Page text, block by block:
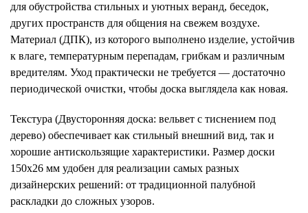
для обустройства стильных и уютных веранд, беседок,
других пространств для общения на свежем воздухе.
Материал (ДПК), из которого выполнено изделие, устойчив
к влаге, температурным перепадам, грибкам и различным
вредителям. Уход практически не требуется — достаточно
периодической очистки, чтобы доска выглядела как новая.
Текстура (Двусторонняя доска: вельвет с тиснением под
дерево) обеспечивает как стильный внешний вид, так и
хорошие антискользящие характеристики. Размер доски
150х26 мм удобен для реализации самых разных
дизайнерских решений: от традиционной палубной
раскладки до сложных узоров.